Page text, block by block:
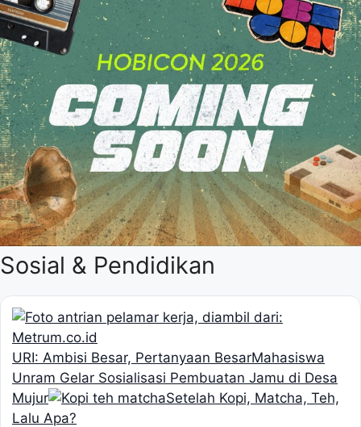
Sosial & Pendidikan
URI: Ambisi Besar, Pertanyaan BesarMahasiswa
Unram Gelar Sosialisasi Pembuatan Jamu di Desa
Mujur
Setelah Kopi, Matcha, Teh,
Lalu Apa?